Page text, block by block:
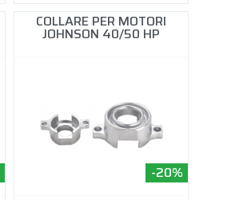
COLLARE PER MOTORI
JOHNSON 40/50 HP
-20%